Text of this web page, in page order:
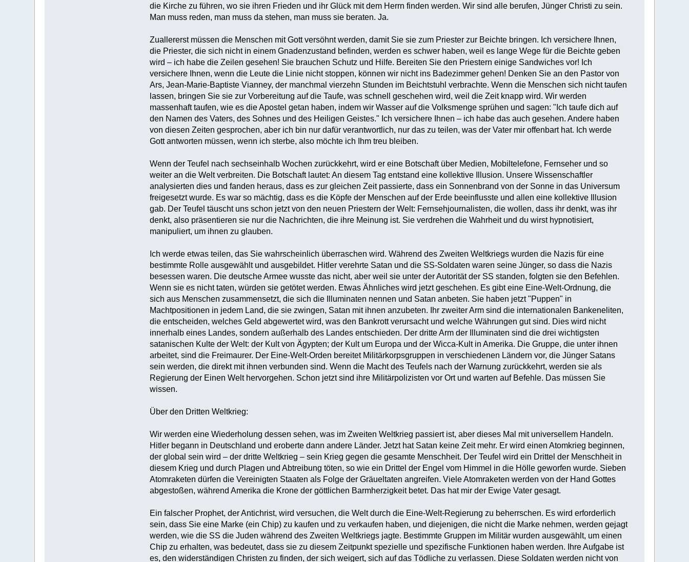
die Kirche zu führen, wo sie ihren Frieden und ihr Glück mit dem Herrn finden werden. Wir sind alle berufen, Jünger Christi zu sein.
Man muss reden, man muss da stehen, man muss sie beraten. Ja.‎
‎Zuallererst müssen die Menschen mit Gott versöhnt werden, damit Sie sie zum Priester zur Beichte bringen. Ich versichere Ihnen,
die Priester, die sich nicht in einem Gnadenzustand befinden, werden es schwer haben, weil es lange Wege für die Beichte geben
wird – ich habe die Zeilen gesehen! Sie brauchen Schutz und Hilfe. Bereiten Sie den Priestern einige Sandwiches vor! Ich
versichere Ihnen, wenn die Leute die Linie nicht stoppen, können wir nicht ins Badezimmer gehen! Denken Sie an den Pastor von
Ars, Jean-Marie-Baptiste Vianney, der manchmal vierzehn Stunden im Beichtstuhl verbrachte. Wenn die Menschen sich nicht taufen
lassen, bringen Sie sie zur Vorbereitung auf die Taufe, was schnell geschehen wird, weil die Zeit knapp wird. Wir werden
massenhaft taufen, wie es die Apostel getan haben, indem wir Wasser auf die Volksmenge sprühen und sagen: "Ich taufe dich auf
den Namen des Vaters, des Sohnes und des Heiligen Geistes." Ich versichere Ihnen – ich habe das auch gesehen. Andere haben
von diesen Zeiten gesprochen, aber ich bin nur dafür verantwortlich, nur das zu teilen, was der Vater mir offenbart hat. Ich werde
Gott antworten müssen, wenn ich sterbe, also möchte ich Ihm treu bleiben.‎
‎Wenn der Teufel nach sechseinhalb Wochen zurückkehrt, wird er eine Botschaft über Medien, Mobiltelefone, Fernseher und so
weiter an die Welt verbreiten. Die Botschaft lautet: An diesem Tag entstand eine kollektive Illusion. Unsere Wissenschaftler
analysierten dies und fanden heraus, dass es zur gleichen Zeit passierte, dass ein Sonnenbrand von der Sonne in das Universum
freigesetzt wurde. Es war so mächtig, dass es die Köpfe der Menschen auf der Erde beeinflusste und allen eine kollektive Illusion
gab. Der Teufel täuscht uns schon jetzt von den neuen Priestern der Welt: Fernsehjournalisten, die wollen, dass ihr denkt, was ihr
denkt, also präsentieren sie nur die Nachrichten, die ihre Meinung ist. Sie verdrehen die Wahrheit und du wirst hypnotisiert,
manipuliert, um ihnen zu glauben.‎
‎Ich werde etwas teilen, das Sie wahrscheinlich überraschen wird. Während des Zweiten Weltkriegs wurden die Nazis für eine
bestimmte Rolle ausgewählt und ausgebildet. Hitler verehrte Satan und die SS-Soldaten waren seine Jünger, so dass die Nazis
besessen waren. Die deutsche Armee wusste das nicht, aber weil sie unter der Autorität der SS standen, folgten sie den Befehlen.
Wenn sie es nicht taten, würden sie getötet werden. Etwas Ähnliches wird jetzt geschehen. Es gibt eine Eine-Welt-Ordnung, die
sich aus Menschen zusammensetzt, die sich die Illuminaten nennen und Satan anbeten. Sie haben jetzt "Puppen" in
Machtpositionen in jedem Land, die sie zwingen, Satan mit ihnen anzubeten. Ihr zweiter Arm sind die internationalen Bankeneliten,
die entscheiden, welches Geld abgewertet wird, was den Bankrott verursacht und welche Währungen gut sind. Dies wird nicht
innerhalb eines Landes, sondern außerhalb des Landes entschieden. Der dritte Arm der Illuminaten sind die drei wichtigsten
satanischen Kulte der Welt: der Kult von Ägypten; der Kult um Europa und der Wicca-Kult in Amerika. Die Gruppe, die unter ihnen
arbeitet, sind die Freimaurer. Der Eine-Welt-Orden bereitet Militärkorpsgruppen in verschiedenen Ländern vor, die Jünger Satans
sein werden, die direkt mit ihnen verbunden sind. Wenn die Macht des Teufels nach der Warnung zurückkehrt, werden sie als
Regierung der Einen Welt hervorgehen. Schon jetzt sind ihre Militärpolizisten vor Ort und warten auf Befehle. Das müssen Sie
wissen.‎
‎Über den Dritten Weltkrieg:‎
‎Wir werden eine Wiederholung dessen sehen, was im Zweiten Weltkrieg passiert ist, aber dieses Mal mit universellem Handeln.
Hitler begann in Deutschland und eroberte dann andere Länder. Jetzt hat Satan keine Zeit mehr. Er wird einen Atomkrieg beginnen,
der global sein wird – der dritte Weltkrieg – sein Krieg gegen die gesamte Menschheit. Der Teufel wird ein Drittel der Menschheit in
diesem Krieg und durch Plagen und Abtreibung töten, so wie ein Drittel der Engel vom Himmel in die Hölle geworfen wurde. Sieben
Atomraketen dürfen die Vereinigten Staaten als Folge der Gräueltaten angreifen. Viele Atomraketen werden von der Hand Gottes
abgestoßen, während Amerika die Krone der göttlichen Barmherzigkeit betet. Das hat mir der Ewige Vater gesagt.‎
‎Ein falscher Prophet, der Antichrist, wird versuchen, die Welt durch die Eine-Welt-Regierung zu beherrschen. Es wird erforderlich
sein, dass Sie eine Marke (ein Chip) zu kaufen und zu verkaufen haben, und diejenigen, die nicht die Marke nehmen, werden gejagt
werden, wie die SS die Juden während des Zweiten Weltkriegs jagte. Bestimmte Gruppen im Militär wurden ausgewählt, um einen
Chip zu erhalten, was bedeutet, dass sie zu diesem Zeitpunkt spezielle und spezifische Funktionen haben werden. Ihre Aufgabe ist
es, den widerständigen Christen zu finden, der sich weigert, sich auf das Tödliche zu verlassen. Diese Soldaten werden nicht von